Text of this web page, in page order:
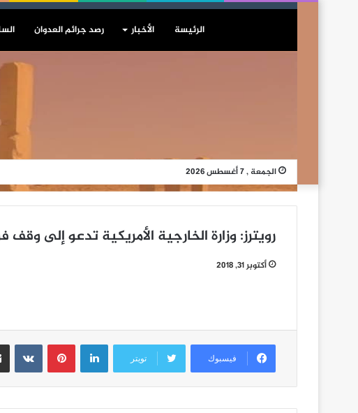
الرئيسة الأخبار رصد جرائم العدوان
الجمعة , 7 أغسطس 2026
رويترز: وزارة الخارجية الأمريكية تدعو إلى
أكتوبر 31, 2018
فيسبوك تويتر
لينكدإنبينتيريست